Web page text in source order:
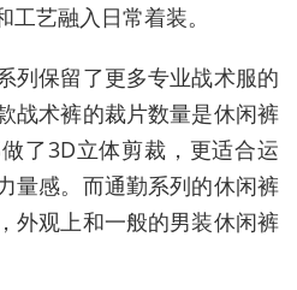
艺融入日常着装。
列保留了更多专业战术服的
战术裤的裁片数量是休闲裤
了3D立体剪裁，更适合运
量感。而通勤系列的休闲裤
外观上和一般的男装休闲裤